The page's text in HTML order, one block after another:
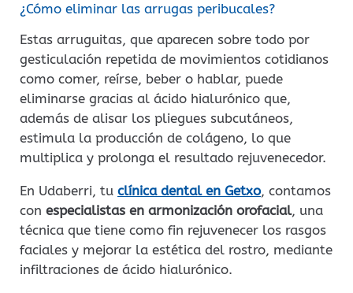
¿Cómo eliminar las arrugas peribucales?
Estas arruguitas, que aparecen sobre todo por
gesticulación repetida de movimientos cotidianos
como comer, reírse, beber o hablar, puede
eliminarse gracias al ácido hialurónico que,
además de alisar los pliegues subcutáneos,
estimula la producción de colágeno, lo que
multiplica y prolonga el resultado rejuvenecedor.
En Udaberri, tu clínica dental en Getxo, contamos
con especialistas en armonización orofacial, una
técnica que tiene como fin rejuvenecer los rasgos
faciales y mejorar la estética del rostro, mediante
infiltraciones de ácido hialurónico.